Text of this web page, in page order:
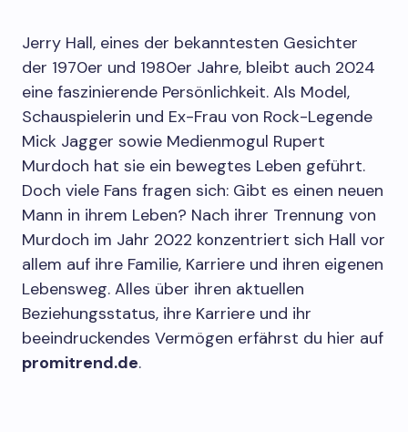
Jerry Hall, eines der bekanntesten Gesichter
der 1970er und 1980er Jahre, bleibt auch 2024
eine faszinierende Persönlichkeit. Als Model,
Schauspielerin und Ex-Frau von Rock-Legende
Mick Jagger sowie Medienmogul Rupert
Murdoch hat sie ein bewegtes Leben geführt.
Doch viele Fans fragen sich: Gibt es einen neuen
Mann in ihrem Leben? Nach ihrer Trennung von
Murdoch im Jahr 2022 konzentriert sich Hall vor
allem auf ihre Familie, Karriere und ihren eigenen
Lebensweg. Alles über ihren aktuellen
Beziehungsstatus, ihre Karriere und ihr
beeindruckendes Vermögen erfährst du hier auf
promitrend.de.